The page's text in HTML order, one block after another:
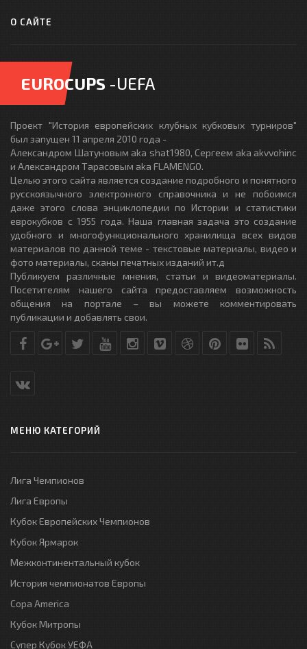
О САЙТЕ
EUROCUPS -UEFA
Проект "История европейских клубных кубковых турниров"
был запущен 11 апреля 2010 года -
Александром Шатуновым aka shat1980, Сергеем aka akvvohinc
и Александром Тарасовым aka FLAMENGO.
Целью этого сайта является создание подробного и понятного
русскоязычного электронного справочника и не побоимся
даже этого слова энциклопедии по Истории и статистики
еврокубков с 1955 года. Наша главная задача это создание
удобного и многофункционального хранилища всех видов
материалов по данной теме - текстовые материалы, видео и
фото материалы, сканы печатных изданий ит.д
Публикуем различные мнения, статьи и видеоматериалы.
Посетителям нашего сайта предоставляем возможность
общения на портале – вы можете комментировать
публикации и добавлять свои.
МЕНЮ КАТЕГОРИЙ
Лига Чемпионов
Лига Европы
Кубок Европейских Чемпионов
Кубок Ярмарок
Межконтинентальный кубок
История чемпионатов Европы
Copa America
Кубок Митропы
Супер Кубок УЕФА